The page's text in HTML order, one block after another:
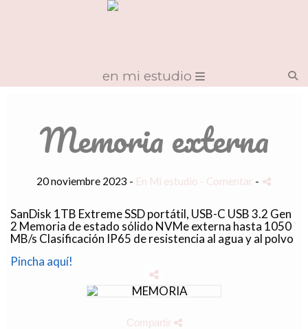
en mi estudio
Memoria externa
20 noviembre 2023 - En Mi estudio - Comentar -
SanDisk 1TB Extreme SSD portátil, USB-C USB 3.2 Gen
2 Memoria de estado sólido NVMe externa hasta 1050
MB/s Clasificación IP65 de resistencia al agua y al polvo
Pincha aquí!
Compartir